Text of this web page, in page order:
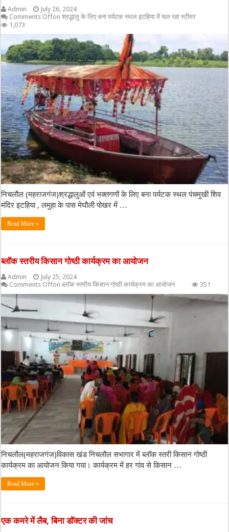
Admin
July 26, 2024
Comments Offon श्रद्धालु के लिए बना पर्यटक स्थल इटहिया में चल रहा स्टीमर
1,073
निचलौल (महराजगंज)श्रद्धालुओं एवं भक्तगणों के लिए बना पर्यटक स्थल पंचमुखी शिव
मंदिर इटहिया , लमुहा के पास मेघौली पोखर में …
Read More »
ब्लॉक स्तरीय किसान गोष्ठी कार्यक्रम का आयोजन
Admin
July 25, 2024
Comments Offon ब्लॉक स्तरीय किसान गोष्ठी कार्यक्रम का आयोजन 351
निचलौल(महराजगंज)विकास खंड निचलौल सभागार में ब्लॉक स्तरी किसान गोष्ठी
कार्यक्रम का आयोजन किया गया। कार्यक्रम में हर गांव से किसान …
Read More »
एक कमरे में लैब, बिना डॉक्टर की जांच